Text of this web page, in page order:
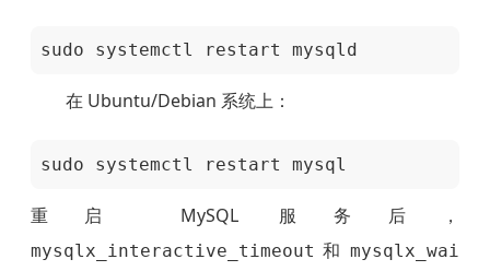
sudo systemctl restart mysqld
在 Ubuntu/Debian 系统上：
sudo systemctl restart mysql
重启 MySQL 服务后，
mysqlx_interactive_timeout 和mysqlx_wai